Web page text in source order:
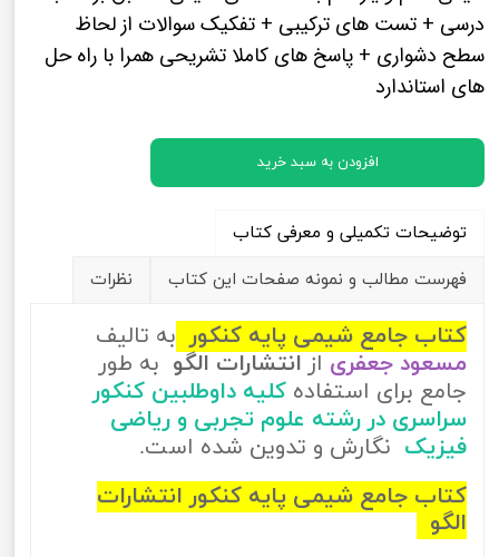
درسی + تست های ترکیبی + تفکیک سوالات از لحاظ
سطح دشواری + پاسخ های کاملا تشریحی همرا با راه حل
های استاندارد
افزودن به سبد خرید
توضیحات تکمیلی و معرفی کتاب
فهرست مطالب و نمونه صفحات این کتاب
نظرات
کتاب جامع شیمی پایه کنکور به تالیف
مسعود جعفری از انتشارات الگو به طور
جامع برای استفاده کلیه داوطلبین کنکور
سراسری در رشته علوم تجربی و ریاضی
فیزیک نگارش و تدوین شده است.
کتاب جامع شیمی پایه کنکور انتشارات
الگو